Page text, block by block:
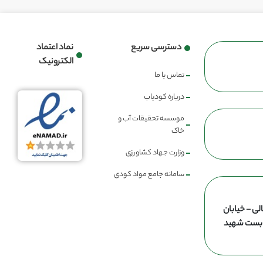
- خیابان
بست شهید
دسترسی سریع
تماس با ما
درباره کودیاب
موسسه تحقیقات آب و
خاک
وزارت جهاد کشاورزی
سامانه جامع مواد کودی
نماد اعتماد
الکترونیک